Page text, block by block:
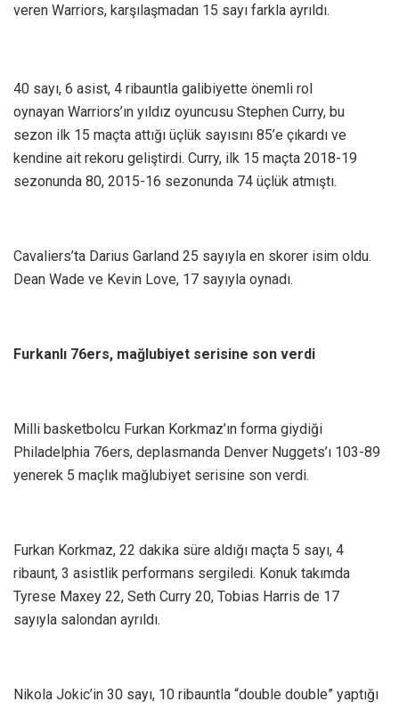
veren Warriors, karşılaşmadan 15 sayı farkla ayrıldı.
40 sayı, 6 asist, 4 ribauntla galibiyette önemli rol
oynayan Warriors’ın yıldız oyuncusu Stephen Curry, bu
sezon ilk 15 maçta attığı üçlük sayısını 85’e çıkardı ve
kendine ait rekoru geliştirdi. Curry, ilk 15 maçta 2018-19
sezonunda 80, 2015-16 sezonunda 74 üçlük atmıştı.
Cavaliers’ta Darius Garland 25 sayıyla en skorer isim oldu.
Dean Wade ve Kevin Love, 17 sayıyla oynadı.
Furkanlı 76ers, mağlubiyet serisine son verdi
Milli basketbolcu Furkan Korkmaz’ın forma giydiği
Philadelphia 76ers, deplasmanda Denver Nuggets’ı 103-89
yenerek 5 maçlık mağlubiyet serisine son verdi.
Furkan Korkmaz, 22 dakika süre aldığı maçta 5 sayı, 4
ribaunt, 3 asistlik performans sergiledi. Konuk takımda
Tyrese Maxey 22, Seth Curry 20, Tobias Harris de 17
sayıyla salondan ayrıldı.
Nikola Jokic’in 30 sayı, 10 ribauntla “double double” yaptığı